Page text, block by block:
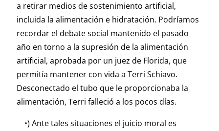
a retirar medios de sostenimiento artificial,
incluida la alimentación e hidratación. Podríamos
recordar el debate social mantenido el pasado
año en torno a la supresión de la alimentación
artificial, aprobada por un juez de Florida, que
permitía mantener con vida a Terri Schiavo.
Desconectado el tubo que le proporcionaba la
alimentación, Terri falleció a los pocos días.
•) Ante tales situaciones el juicio moral es